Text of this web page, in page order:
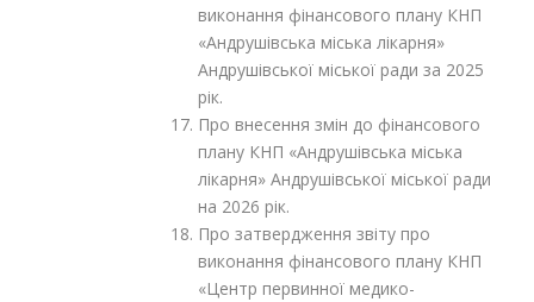
виконання фінансового плану КНП
«Андрушівська міська лікарня»
Андрушівської міської ради за 2025
рік.
Про внесення змін до фінансового
плану КНП «Андрушівська міська
лікарня» Андрушівської міської ради
на 2026 рік.
Про затвердження звіту про
виконання фінансового плану КНП
«Центр первинної медико-